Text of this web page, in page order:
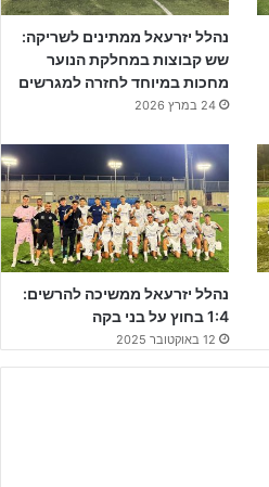
תיקו בודד וללא הפסד ליגה, ויחס שערים נפלא
של 82 שערי זכות וחומה בצורה מאחור עם 6 שערי חובה בלבד, ועם פער
מגיעה מספר ימים לאחר עליית
ב' לליגת העל.
נהלל יזרעאל ממתינים לשריקה:
שש קבוצות במחלקת הנוער
מחכות במיוחד לחזרה למגרשים
24 במרץ 2026
נהלל יזרעאל ממשיכה להרשים:
1:4 בחוץ על בני בקה
12 באוקטובר 2025